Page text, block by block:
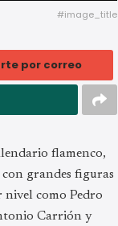
#image_title
por correo
flamenco,
grandes figuras
nivel como Pedro
Carrión y